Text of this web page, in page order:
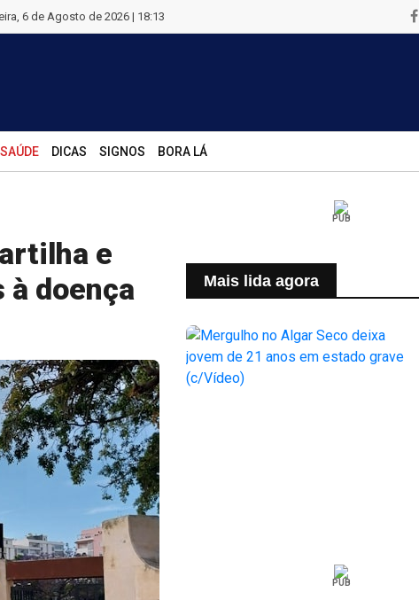
6 de Agosto de 2026 | 18:13
SAÚDE DICAS SIGNOS BORA LÁ
e
doença
PUB
Mais lida agora
PUB